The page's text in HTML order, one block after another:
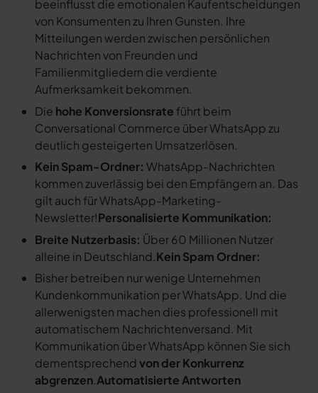
beeinflusst die emotionalen Kaufentscheidungen
von Konsumenten zu Ihren Gunsten. Ihre
Mitteilungen werden zwischen persönlichen
Nachrichten von Freunden und
Familienmitgliedern die verdiente
Aufmerksamkeit bekommen.
Die hohe Konversionsrate führt beim
Conversational Commerce über WhatsApp zu
deutlich gesteigerten Umsatzerlösen.
Kein Spam-Ordner: WhatsApp-Nachrichten
kommen zuverlässig bei den Empfängern an. Das
gilt auch für WhatsApp-Marketing-
Newsletter!Personalisierte Kommunikation:
Breite Nutzerbasis: Über 60 Millionen Nutzer
alleine in Deutschland.Kein Spam Ordner:
Bisher betreiben nur wenige Unternehmen
Kundenkommunikation per WhatsApp. Und die
allerwenigsten machen dies professionell mit
automatischem Nachrichtenversand. Mit
Kommunikation über WhatsApp können Sie sich
dementsprechendvon der Konkurrenz
abgrenzen.Automatisierte Antworten